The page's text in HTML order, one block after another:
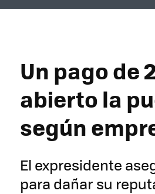
Un pago de
abierto la
según
El expresidente
para dañar su